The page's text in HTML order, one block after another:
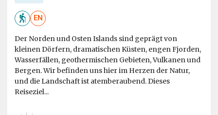
EN
Der Norden und Osten Islands sind geprägt von
kleinen Dörfern, dramatischen Küsten, engen Fjorden,
Wasserfällen, geothermischen Gebieten, Vulkanen und
Bergen. Wir befinden uns hier im Herzen der Natur,
und die Landschaft ist atemberaubend. Dieses
Reiseziel...